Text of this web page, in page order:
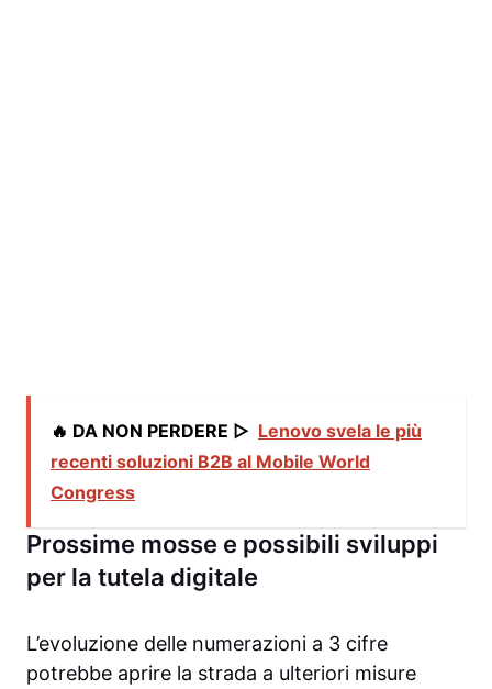
🔥 DA NON PERDERE ▷ Lenovo svela le più
recenti soluzioni B2B al Mobile World
Congress
Prossime mosse e possibili sviluppi
per la tutela digitale
L’evoluzione delle numerazioni a 3 cifre
potrebbe aprire la strada a ulteriori misure